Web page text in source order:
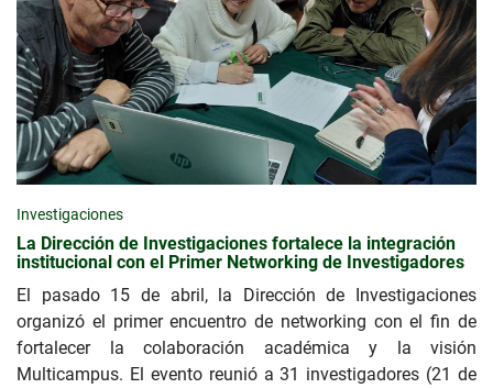
Investigaciones
La Dirección de Investigaciones fortalece la integración
institucional con el Primer Networking de Investigadores
El pasado 15 de abril, la Dirección de Investigaciones
organizó el primer encuentro de networking con el fin de
fortalecer la colaboración académica y la visión
Multicampus. El evento reunió a 31 investigadores (21 de